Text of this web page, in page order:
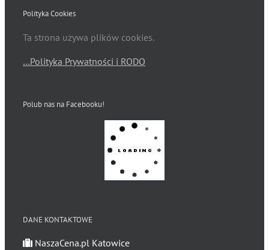
Polityka Cookies
Ta strona używa plików cookies.
…Polityka Prywatności i RODO
Polub nas na Facebooku!
DANE KONTAKTOWE
NaszaCena.pl Katowice